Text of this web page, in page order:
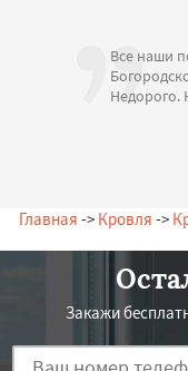
Все наши
Недорого.
Главная -> Кровля ->
Закажи